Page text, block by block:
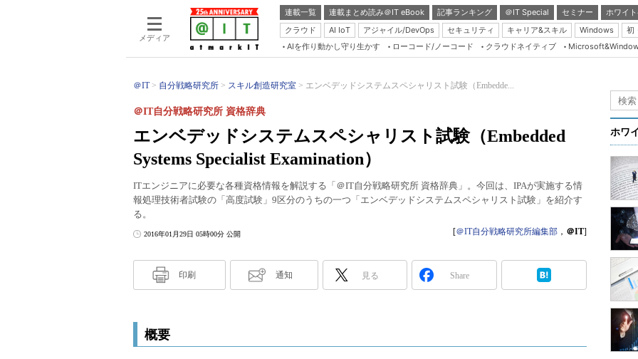
メディア
連載一覧 連載まとめ読み＠IT eBook 記事ランキング ＠IT Special セミナー
ホワイ
クラウド
AI IoT アジャイル/DevOps セキュリティ キャリア&スキル Windows
初
Server & Storage
Java Agile
Database Expert
Linux ＆ OSS
Master of IP Network
Security & Trust
Test & Tools
AIを作り動かし守り生かす ローコード/ノーコード クラウドネイティブ
＠IT 自分戦略研究所 スキル創造研究室 エンベデッドシステムスペシャリスト試験（Embedde...
エンベデッドシステムスペシャリスト試験（Embedded
Systems Specialist Examination）
＠IT自分戦略研究所 資格辞典
ITエンジニアに必要な各種資格情報を解説する「＠IT自分戦略研究所 資格辞典」。今回は、IPAが実施する情
報処理技術者試験の「高度試験」9区分のうちの一つ「エンベデッドシステムスペシャリスト試験」を紹介す
る。
2016年01月29日 05時00分 公開 [＠IT自分戦略研究所編集部 ， ＠IT]
印刷 通知 見る Share
概要
ホワ